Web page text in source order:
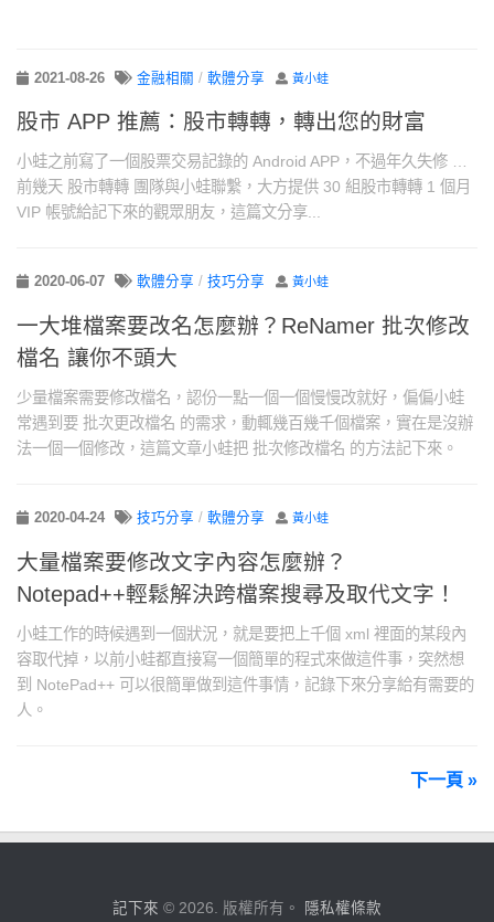
2021-08-26 金融相關 / 軟體分享 黃小蛙
股市 APP 推薦：股市轉轉，轉出您的財富
小蛙之前寫了一個股票交易記錄的 Android APP，不過年久失修 …
前幾天 股市轉轉 團隊與小蛙聯繫，大方提供 30 組股市轉轉 1 個月
VIP 帳號給記下來的觀眾朋友，這篇文分享...
2020-06-07 軟體分享 / 技巧分享 黃小蛙
一大堆檔案要改名怎麼辦？ReNamer 批次修改
檔名 讓你不頭大
少量檔案需要修改檔名，認份一點一個一個慢慢改就好，偏偏小蛙
常遇到要 批次更改檔名 的需求，動輒幾百幾千個檔案，實在是沒辦
法一個一個修改，這篇文章小蛙把 批次修改檔名 的方法記下來。
2020-04-24 技巧分享 / 軟體分享 黃小蛙
大量檔案要修改文字內容怎麼辦？
Notepad++輕鬆解決跨檔案搜尋及取代文字！
小蛙工作的時候遇到一個狀況，就是要把上千個 xml 裡面的某段內
容取代掉，以前小蛙都直接寫一個簡單的程式來做這件事，突然想
到 NotePad++ 可以很簡單做到這件事情，記錄下來分享給有需要的
人。
下一頁 »
記下來 © 2026. 版權所有。 隱私權條款